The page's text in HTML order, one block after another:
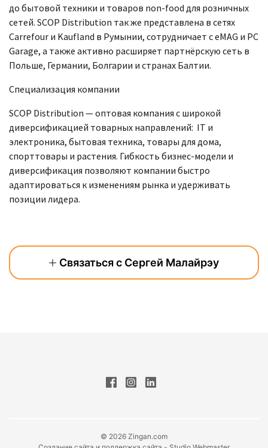
до бытовой техники и товаров non-food для розничных
сетей. SCOP Distribution так же представлена в сетях
Carrefour и Kaufland в Румынии, сотрудничает с eMAG и PC
Garage, а также активно расширяет партнёрскую сеть в
Польше, Германии, Болгарии и странах Балтии.
Специализация компании
SCOP Distribution — оптовая компания с широкой
диверсификацией товарных направлений: IT и
электроника, бытовая техника, товары для дома,
спорттовары и растения. Гибкость бизнес-модели и
диверсификация позволяют компании быстро
адаптироваться к изменениям рынка и удерживать
позиции лидера.
Связаться с Сергей Малайрэу
© 2026 Zingan.com